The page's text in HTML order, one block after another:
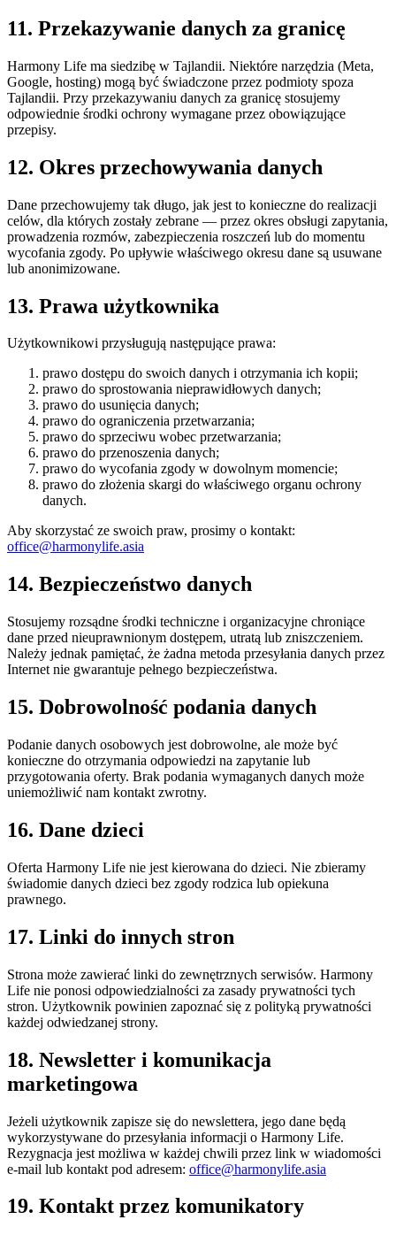
11. Przekazywanie danych za granicę
Harmony Life ma siedzibę w Tajlandii. Niektóre narzędzia (Meta,
Google, hosting) mogą być świadczone przez podmioty spoza
Tajlandii. Przy przekazywaniu danych za granicę stosujemy
odpowiednie środki ochrony wymagane przez obowiązujące
przepisy.
12. Okres przechowywania danych
Dane przechowujemy tak długo, jak jest to konieczne do realizacji
celów, dla których zostały zebrane — przez okres obsługi zapytania,
prowadzenia rozmów, zabezpieczenia roszczeń lub do momentu
wycofania zgody. Po upływie właściwego okresu dane są usuwane
lub anonimizowane.
13. Prawa użytkownika
Użytkownikowi przysługują następujące prawa:
prawo dostępu do swoich danych i otrzymania ich kopii;
prawo do sprostowania nieprawidłowych danych;
prawo do usunięcia danych;
prawo do ograniczenia przetwarzania;
prawo do sprzeciwu wobec przetwarzania;
prawo do przenoszenia danych;
prawo do wycofania zgody w dowolnym momencie;
prawo do złożenia skargi do właściwego organu ochrony
danych.
Aby skorzystać ze swoich praw, prosimy o kontakt:
office@harmonylife.asia
14. Bezpieczeństwo danych
Stosujemy rozsądne środki techniczne i organizacyjne chroniące
dane przed nieuprawnionym dostępem, utratą lub zniszczeniem.
Należy jednak pamiętać, że żadna metoda przesyłania danych przez
Internet nie gwarantuje pełnego bezpieczeństwa.
15. Dobrowolność podania danych
Podanie danych osobowych jest dobrowolne, ale może być
konieczne do otrzymania odpowiedzi na zapytanie lub
przygotowania oferty. Brak podania wymaganych danych może
uniemożliwić nam kontakt zwrotny.
16. Dane dzieci
Oferta Harmony Life nie jest kierowana do dzieci. Nie zbieramy
świadomie danych dzieci bez zgody rodzica lub opiekuna
prawnego.
17. Linki do innych stron
Strona może zawierać linki do zewnętrznych serwisów. Harmony
Life nie ponosi odpowiedzialności za zasady prywatności tych
stron. Użytkownik powinien zapoznać się z polityką prywatności
każdej odwiedzanej strony.
18. Newsletter i komunikacja
marketingowa
Jeżeli użytkownik zapisze się do newslettera, jego dane będą
wykorzystywane do przesyłania informacji o Harmony Life.
Rezygnacja jest możliwa w każdej chwili przez link w wiadomości
e-mail lub kontakt pod adresem: office@harmonylife.asia
19. Kontakt przez komunikatory